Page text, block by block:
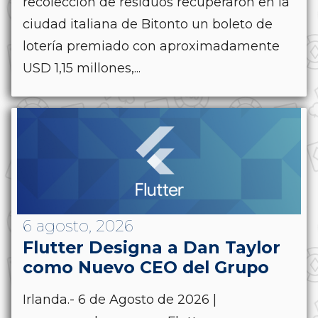
ciudad italiana de Bitonto un boleto de
lotería premiado con aproximadamente
USD 1,15 millones,...
6 agosto, 2026
Flutter Designa a Dan Taylor
como Nuevo CEO del Grupo
Irlanda.- 6 de Agosto de 2026 |